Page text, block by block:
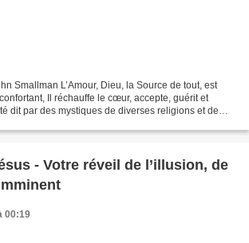
Smallman L’Amour, Dieu, la Source de tout, est
Il réchauffe le cœur, accepte, guérit et
dit par des mystiques de diverses religions et de
- Votre réveil de l’illusion, de
00:19